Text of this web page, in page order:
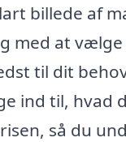
billede af
med at vælge
til dit
ind til, hvad
så du